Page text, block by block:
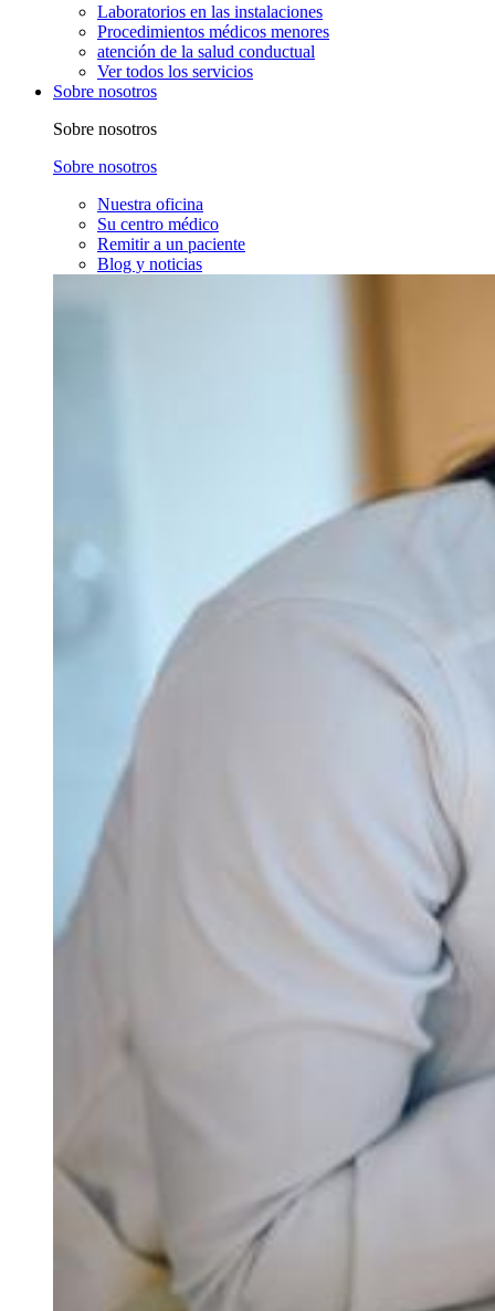
Laboratorios en las instalaciones
Procedimientos médicos menores
atención de la salud conductual
Ver todos los servicios
Sobre nosotros
Sobre nosotros
Sobre nosotros
Nuestra oficina
Su centro médico
Remitir a un paciente
Blog y noticias